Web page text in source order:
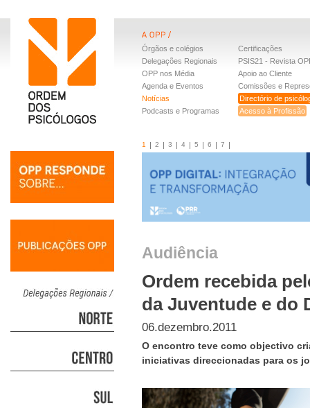
Órgãos e colégios
Delegações Regionais
OPP nos Média
Agenda e Eventos
Notícias
Podcasts e Programas
Certificações
PSIS21 - Revista
Apoio ao Cliente
Comissões e
Directório de
Acesso à Profissão
1 2 3 4 5 6 7
Audiência
Ordem recebida
da Juventude e do
06.dezembro.2011
O encontro teve como objectivo
iniciativas direccionadas para os